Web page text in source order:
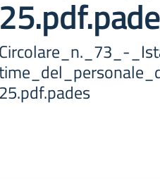
Circolare_n._73_-
25.pdf.pades